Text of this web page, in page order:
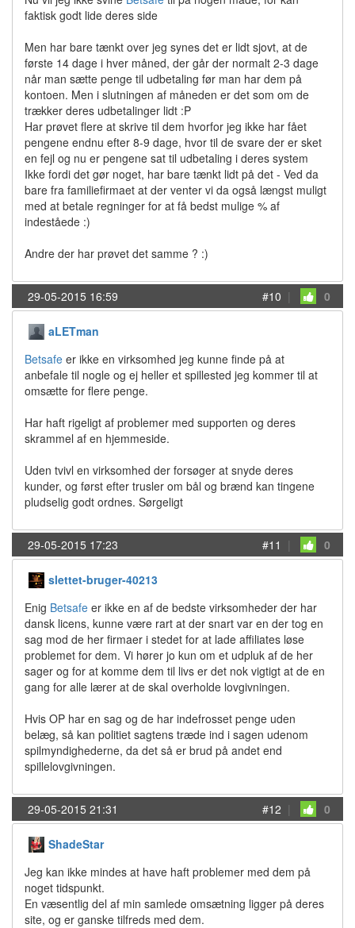
faktisk godt lide deres side
Men har bare tænkt over jeg synes det er lidt sjovt, at de
første 14 dage i hver måned, der går der normalt 2-3 dage
når man sætte penge til udbetaling før man har dem på
kontoen. Men i slutningen af måneden er det som om de
trækker deres udbetalinger lidt :P
Har prøvet flere at skrive til dem hvorfor jeg ikke har fået
pengene endnu efter 8-9 dage, hvor til de svare der er sket
en fejl og nu er pengene sat til udbetaling i deres system
Ikke fordi det gør noget, har bare tænkt lidt på det - Ved da
bare fra familiefirmaet at der venter vi da også længst muligt
med at betale regninger for at få bedst mulige % af
indeståede :)
Andre der har prøvet det samme ? :)
29-05-2015 16:59 #10 | 0
aLETman
Betsafe er ikke en virksomhed jeg kunne finde på at
anbefale til nogle og ej heller et spillested jeg kommer til at
omsætte for flere penge.
Har haft rigeligt af problemer med supporten og deres
skrammel af en hjemmeside.
Uden tvivl en virksomhed der forsøger at snyde deres
kunder, og først efter trusler om bål og brænd kan tingene
pludselig godt ordnes. Sørgeligt
29-05-2015 17:23 #11 | 0
slettet-bruger-40213
Enig Betsafe er ikke en af de bedste virksomheder der har
dansk licens, kunne være rart at der snart var en der tog en
sag mod de her firmaer i stedet for at lade affiliates løse
problemet for dem. Vi hører jo kun om et udpluk af de her
sager og for at komme dem til livs er det nok vigtigt at de en
gang for alle lærer at de skal overholde lovgivningen.
Hvis OP har en sag og de har indefrosset penge uden
belæg, så kan politiet sagtens træde ind i sagen udenom
spilmyndighederne, da det så er brud på andet end
spillelovgivningen.
29-05-2015 21:31 #12 | 0
ShadeStar
Jeg kan ikke mindes at have haft problemer med dem på
noget tidspunkt.
En væsentlig del af min samlede omsætning ligger på deres
site, og er ganske tilfreds med dem.